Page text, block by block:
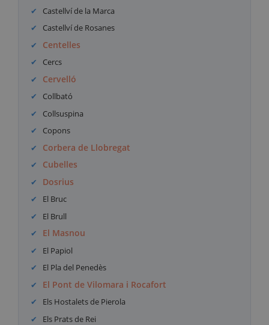
Castellví de la Marca
Castellví de Rosanes
Centelles
Cercs
Cervelló
Collbató
Collsuspina
Copons
Corbera de Llobregat
Cubelles
Dosrius
El Bruc
El Brull
El Masnou
El Papiol
El Pla del Penedès
El Pont de Vilomara i Rocafort
Els Hostalets de Pierola
Els Prats de Rei